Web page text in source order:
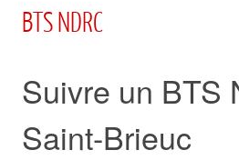
BTS NDRC
Suivre un BTS
Saint-Brieuc